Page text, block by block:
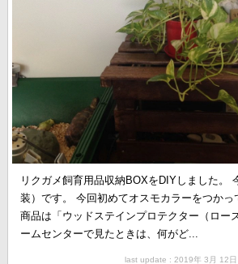
リクガメ飼育用品収納BOXをDIYしました。
装）です。 今回初めてオスモカラーをつかっ
商品は「ウッドステインプロテクター（ロー
ームセンターで見たときは、何がど...
last update : 2019年 3月 12日